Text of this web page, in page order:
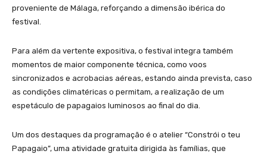
proveniente de Málaga, reforçando a dimensão ibérica do
festival.
Para além da vertente expositiva, o festival integra também
momentos de maior componente técnica, como voos
sincronizados e acrobacias aéreas, estando ainda prevista, caso
as condições climatéricas o permitam, a realização de um
espetáculo de papagaios luminosos ao final do dia.
Um dos destaques da programação é o atelier “Constrói o teu
Papagaio”, uma atividade gratuita dirigida às famílias, que